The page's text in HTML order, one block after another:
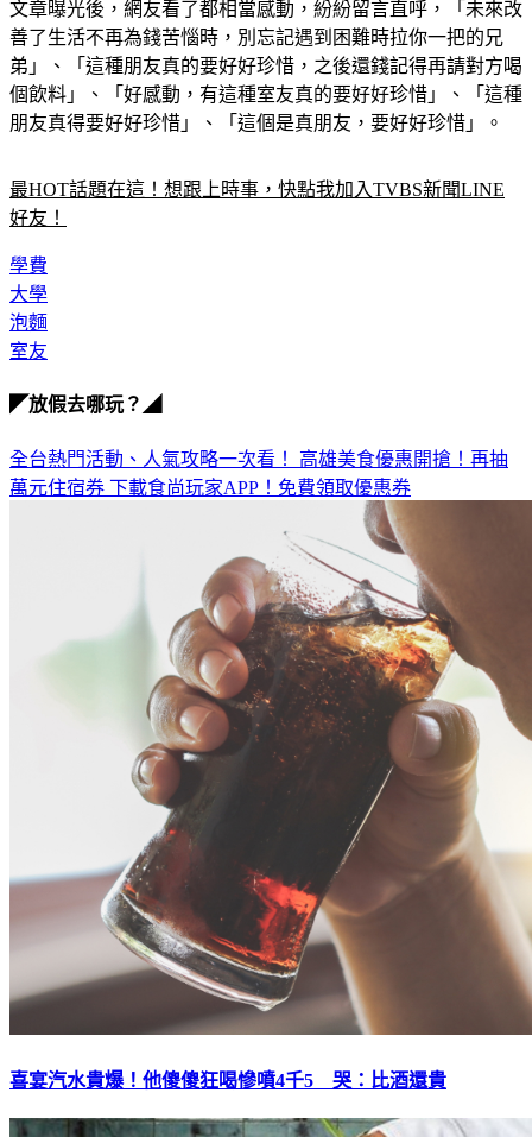
文章曝光後，網友看了都相當感動，紛紛留言直呼，「未來改
善了生活不再為錢苦惱時，別忘記遇到困難時拉你一把的兄
弟」、「這種朋友真的要好好珍惜，之後還錢記得再請對方喝
個飲料」、「好感動，有這種室友真的要好好珍惜」、「這種
朋友真得要好好珍惜」、「這個是真朋友，要好好珍惜」。
最HOT話題在這！想跟上時事，快點我加入TVBS新聞LINE
好友！
學費
大學
泡麵
室友
◤放假去哪玩？◢
全台熱門活動、人氣攻略一次看！ 高雄美食優惠開搶！再抽
萬元住宿券 下載食尚玩家APP！免費領取優惠券
喜宴汽水貴爆！他傻傻狂喝慘噴4千5 哭：比酒還貴